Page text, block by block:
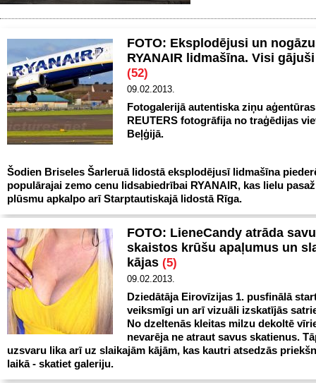
FOTO: Eksplodējusi un
RYANAIR lidmašīna. Visi
(52)
09.02.2013.
Fotogalerijā autentiska ziņu aģentūras
REUTERS fotogrāfija no traģēdijas
Beļģijā.
Šodien Briseles Šarleruā lidostā eksplodējusī lidmašīna
populārajai zemo cenu lidsabiedrībai RYANAIR, kas lielu
plūsmu apkalpo arī Starptautiskajā lidostā Rīga.
FOTO: LieneCandy atrāda
skaistos krūšu apaļumus un
kājas (5)
09.02.2013.
Dziedātāja Eirovīzijas 1. pusfinālā
veiksmīgi un arī vizuāli izskatījās
No dzeltenās kleitas milzu dekoltē
nevarēja ne atraut savus skatienus.
uzsvaru lika arī uz slaikajām kājām, kas kautri atsedzās
laikā - skatiet galeriju.